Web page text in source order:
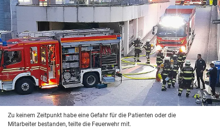
Zu keinem Zeitpunkt habe eine Gefahr für die Patienten oder die
Mitarbeiter bestanden, teilte die Feuerwehr mit.